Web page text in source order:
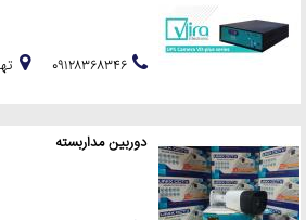
دوربین مداربسته